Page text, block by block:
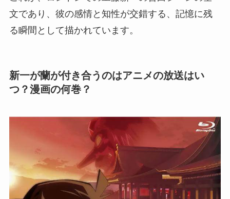
文であり、彼の感情と知性が交錯する、記憶に残
る瞬間として描かれています。
新一が蘭が付き合うのはアニメの放送はい
つ？漫画の何巻？